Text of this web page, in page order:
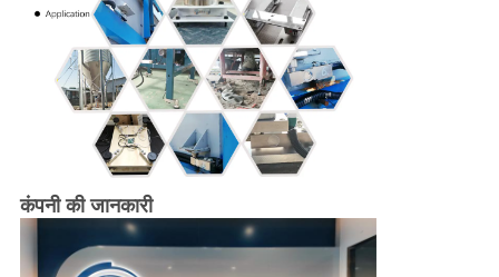
कंपनी की जानकारी